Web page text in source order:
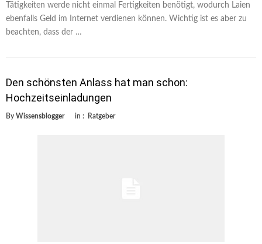
Tätigkeiten werde nicht einmal Fertigkeiten benötigt, wodurch Laien
ebenfalls Geld im Internet verdienen können. Wichtig ist es aber zu
beachten, dass der …
Den schönsten Anlass hat man schon:
Hochzeitseinladungen
By Wissensblogger in : Ratgeber